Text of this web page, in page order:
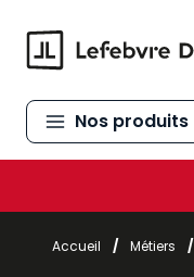
Nos produits
Accueil / Métiers /